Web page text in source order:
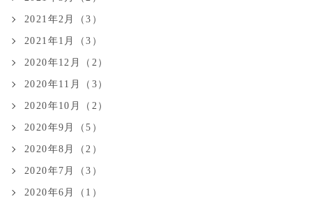
2021年2月（3）
2021年1月（3）
2020年12月（2）
2020年11月（3）
2020年10月（2）
2020年9月（5）
2020年8月（2）
2020年7月（3）
2020年6月（1）